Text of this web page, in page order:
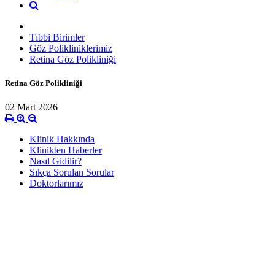
Tıbbi Birimler
Göz Polikliniklerimiz
Retina Göz Polikliniği
Retina Göz Polikliniği
02 Mart 2026
Klinik Hakkında
Klinikten Haberler
Nasıl Gidilir?
Sıkça Sorulan Sorular
Doktorlarımız